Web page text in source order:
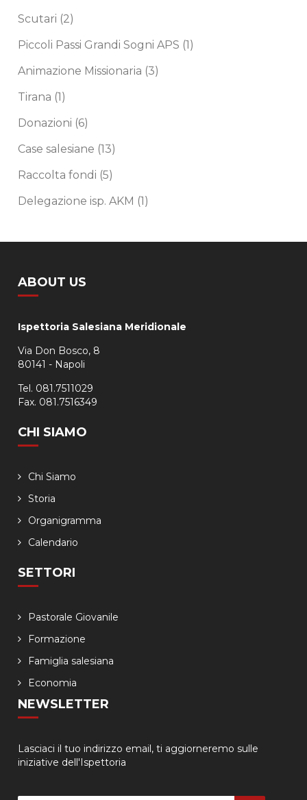
Scutari (2)
Piccoli Passi Grandi Sogni APS (1)
Animazione Missionaria (3)
Tirana (1)
Donazioni (6)
Case salesiane (13)
Raccolta fondi (5)
Delegazione isp. AKM (1)
ABOUT US
Ispettoria Salesiana Meridionale
Via Don Bosco, 8
80141 - Napoli
Tel. 081.7511029
Fax. 081.7516349
CHI SIAMO
Chi Siamo
Storia
Organigramma
Calendario
SETTORI
Pastorale Giovanile
Formazione
Famiglia salesiana
Economia
NEWSLETTER
Lasciaci il tuo indirizzo email, ti aggiorneremo sulle
iniziative dell'Ispettoria